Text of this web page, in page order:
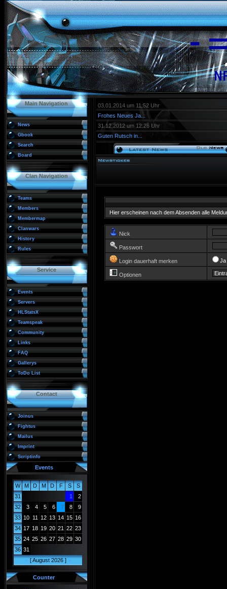
Main Navigation
News
Gbook
Search
Board
Clan Navigation
Teams
Members
Membermap
Clanwars
History
Rules
Service
Events
Servers
HLStatsX
Teamspeak
Community
Links
FAQ
Gallerys
ToDo List
Contact
Joinus
Fightus
Mailus
Imprint
Scriptinfo
Events
W M D M D F S
S
31
1
2
32
3 4 5 6 7 8
9
33 10 11 12 13 14 15 16
34 17 18 19 20 21 22 23
35 24 25 26 27 28 29 30
36 31
<[ August 2026 ] >
Counter
03.01.2014 um 11:52 Uhr
Frohes Neues Ja...
31.12.2012 um 12:26 Uhr
Guten Rutsch in...
Hier erscheinen nach dem Absenden alle
Nick
Passwort
Login dauerhaft merken Ja
Optionen